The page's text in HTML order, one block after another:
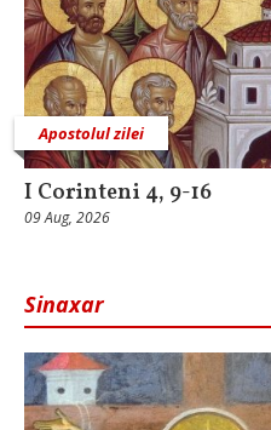
Apostolul zilei
I Corinteni 4, 9-16
09 Aug, 2026
Sinaxar